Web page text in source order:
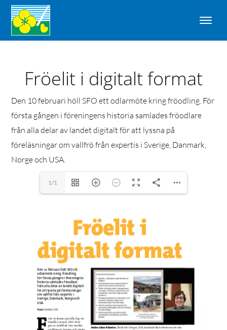
Fröelit i digitalt format
Den 10 februari höll SFO ett odlarmöte kring fröodling. För
första gången i föreningens historia samlades fröodlare
från alla delar av landet digitalt för att lyssna på
föreläsningar om vallfrö från expertis i Sverige, Danmark,
Norge och USA.
1/1